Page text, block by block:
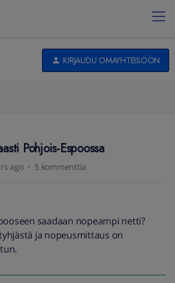
KIRJAUDU OMAYHTEISÖÖN
Pohjois-Espoossa
ago 5 kommenttia
saadaan nopeampi netti?
ja nopeusmittaus on